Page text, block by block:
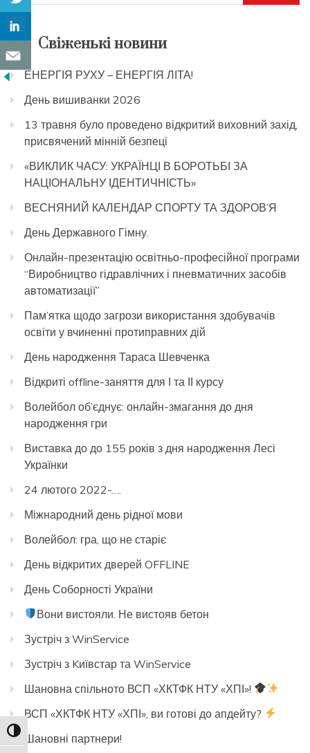
Toggle High Contrast
Свіженькі новини
ЕНЕРГІЯ РУХУ – ЕНЕРГІЯ ЛІТА!
День вишиванки 2026
13 травня було проведено відкритий виховний захід,
присвячений мінній безпеці
«ВИКЛИК ЧАСУ: УКРАЇНЦІ В БОРОТЬБІ ЗА
НАЦІОНАЛЬНУ ІДЕНТИЧНІСТЬ»
ВЕСНЯНИЙ КАЛЕНДАР СПОРТУ ТА ЗДОРОВ’Я
День Державного Гімну.
Онлайн-презентацію освітньо-професійної програми
“Виробництво гідравлічних і пневматичних засобів
автоматизації”
Пам’ятка щодо загрози використання здобувачів
освіти у вчиненні протиправних дій
День народження Тараса Шевченка
Відкриті offline-заняття для І та ІІ курсу
Волейбол об’єднує: онлайн-змагання до дня
народження гри
Виставка до до 155 років з дня народження Лесі
Українки
24 лютого 2022-….
Міжнародний день рідної мови
Волейбол: гра, що не старіє
День відкритих дверей OFFLINE
День Соборності України
Вони вистояли. Не вистояв бетон
Зустріч з WinService
Зустріч з Kиївстар та WinService
Шановна спільното ВСП «ХКТФК НТУ «ХПІ»!
ВСП «ХКТФК НТУ «ХПІ», ви готові до апдейту?
Шановні партнери!